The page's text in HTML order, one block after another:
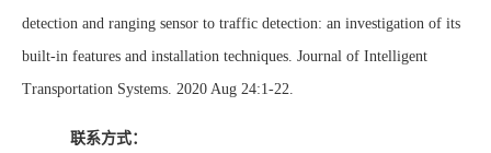
detection and ranging sensor to traffic detection: an investigation of its
built-in features and installation techniques. Journal of Intelligent
Transportation Systems. 2020 Aug 24:1-22.
联系方式：